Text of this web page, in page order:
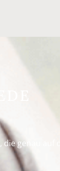
genau auf